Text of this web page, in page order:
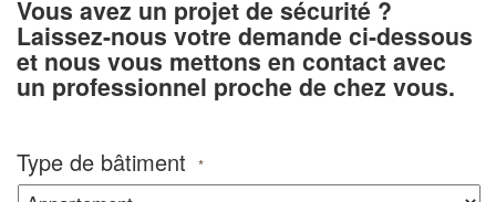
Vous avez un projet de sécurité ?
Laissez-nous votre demande ci-dessous
et nous vous mettons en contact avec
un professionnel proche de chez vous.
Type de bâtiment *